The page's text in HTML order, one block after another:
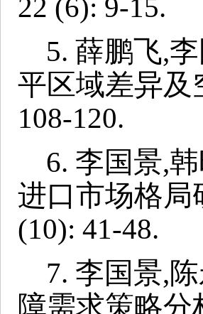
22 (6): 9-15.
5. 薛鹏飞,
平区域差异及
108-120.
6. 李国景,
进口市场格局
(10): 41-48.
7. 李国景,
障需求策略分